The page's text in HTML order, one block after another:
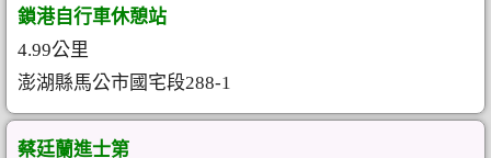
鎖港自行車休憩站
4.99公里
澎湖縣馬公市國宅段288-1
蔡廷蘭進士第